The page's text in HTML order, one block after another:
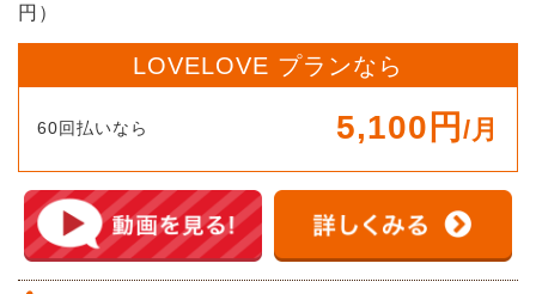
円）
LOVELOVE プランなら
60回払いなら 5,100円 /月